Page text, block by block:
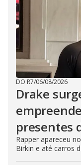
DO R7/06/08/2026
Drake
presentes
Rapper apareceu
Birkin e até carros